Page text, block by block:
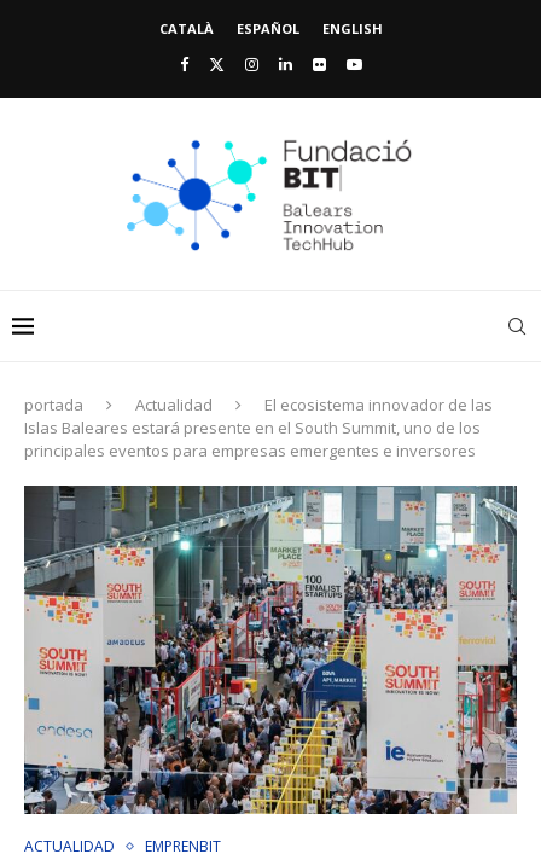
CATALÀ ESPAÑOL ENGLISH
portada Actualidad
El ecosistema innovador de las
Islas Baleares estará presente en el South Summit, uno de los
principales eventos para empresas emergentes e inversores
ACTUALIDAD EMPRENBIT